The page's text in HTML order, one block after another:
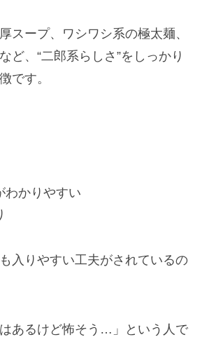
スープ、ワシワシ系の極太麺、
ど、“二郎系らしさ”をしっかり
です。
わかりやすい
入りやすい工夫がされているの
はあるけど怖そう…」という人で